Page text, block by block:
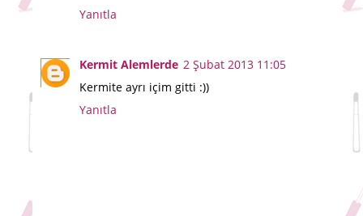
Yanıtla
Kermit Alemlerde 2 Şubat 2013 11:05
Kermite ayrı içim gitti :))
Yanıtla